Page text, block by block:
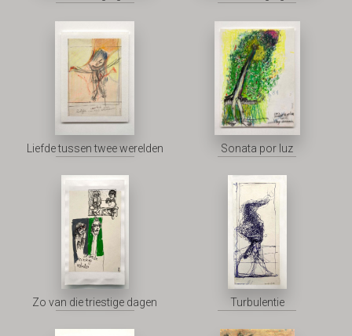
Liefde tussen twee werelden Sonata por luz
Zo van die triestige dagen Turbulentie